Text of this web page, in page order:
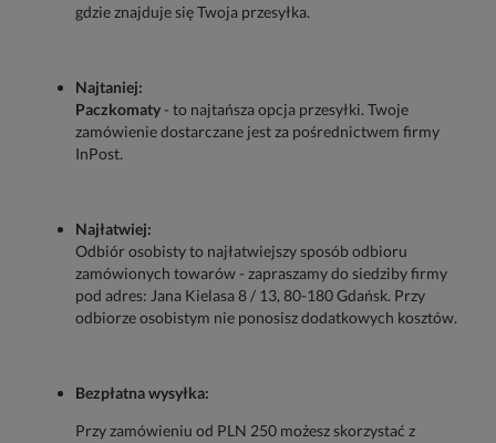
gdzie znajduje się Twoja przesyłka.
Najtaniej:
Paczkomaty - to najtańsza opcja przesyłki. Twoje
zamówienie dostarczane jest za pośrednictwem firmy
InPost.
Najłatwiej:
Odbiór osobisty ­to najłatwiejszy sposób odbioru
zamówionych towarów - zapraszamy do siedziby firmy
pod adres: Jana Kielasa 8 / 13, 80-180 Gdańsk. Przy
odbiorze osobistym nie ponosisz dodatkowych kosztów.
Bezpłatna wysyłka:
Przy zamówieniu od PLN 250 możesz skorzystać z